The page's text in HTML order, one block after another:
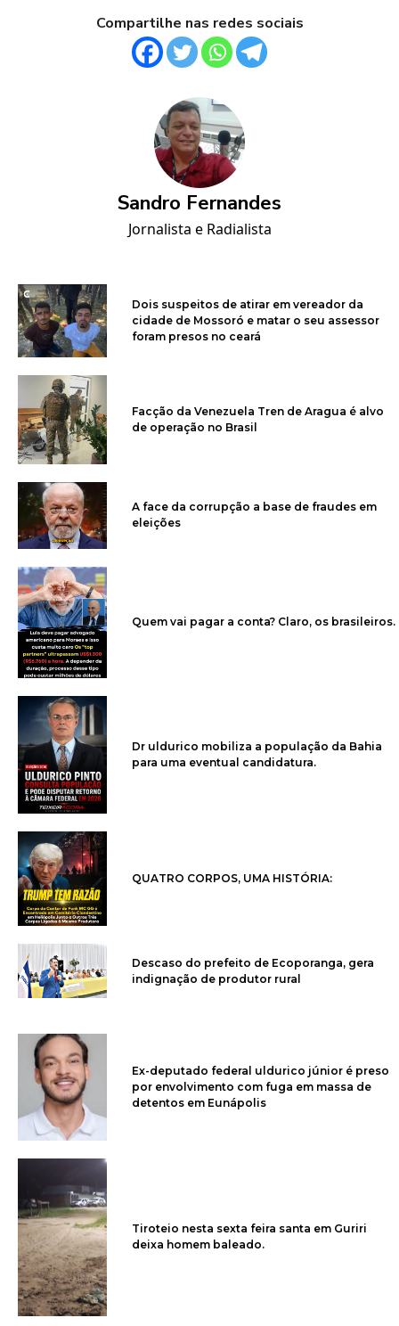
Compartilhe nas redes sociais
Sandro Fernandes
Jornalista e Radialista
Dois suspeitos de atirar em vereador da
cidade de Mossoró e matar o seu assessor
foram presos no ceará
Facção da Venezuela Tren de Aragua é alvo
de operação no Brasil
A face da corrupção a base de fraudes em
eleições
Quem vai pagar a conta? Claro, os brasileiros.
Dr uldurico mobiliza a população da Bahia
para uma eventual candidatura.
QUATRO CORPOS, UMA HISTÓRIA:
Descaso do prefeito de Ecoporanga, gera
indignação de produtor rural
Ex-deputado federal uldurico júnior é preso
por envolvimento com fuga em massa de
detentos em Eunápolis
Tiroteio nesta sexta feira santa em Guriri
deixa homem baleado.